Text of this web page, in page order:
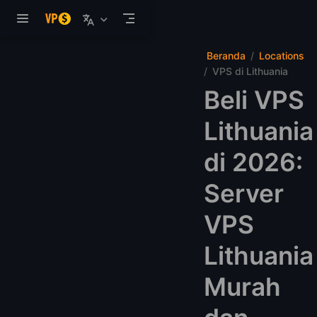
Beranda
Locations
VPS di Lithuania
Beli VPS
Lithuania
di 2026:
Server
VPS
Lithuania
Murah